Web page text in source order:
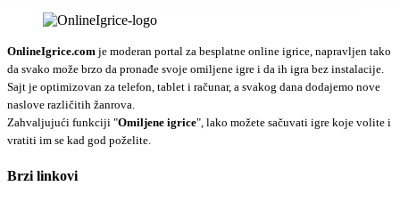
OnlineIgrice.com je moderan portal za besplatne online igrice, napravljen tako
da svako može brzo da pronađe svoje omiljene igre i da ih igra bez instalacije.
Sajt je optimizovan za telefon, tablet i računar, a svakog dana dodajemo nove
naslove različitih žanrova.
Zahvaljujući funkciji "Omiljene igrice", lako možete sačuvati igre koje volite i
vratiti im se kad god poželite.
Brzi linkovi